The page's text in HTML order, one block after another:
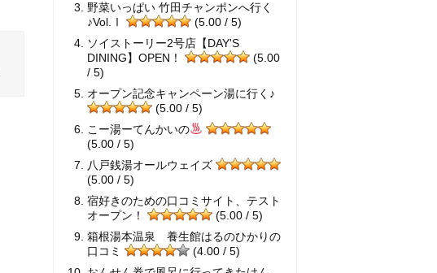
野菜いっぱい 竹田チャンポンへ行く
♪Vol.Ⅰ
(5.00 / 5)
ソイストーリー2号店【DAY'S
DINING】OPEN！
(5.00
/ 5)
オープン記念キャンペーン湯に行く♪
(5.00 / 5)
こー湯ーてんかいの
(5.00 / 5)
八戸銭湯オールウェイズ
(5.00 / 5)
宿好きのための口コミサイト、テスト
オープン！
(5.00 / 5)
箱根湯本温泉 養生館はるのひかりの
口コミ
(4.00 / 5)